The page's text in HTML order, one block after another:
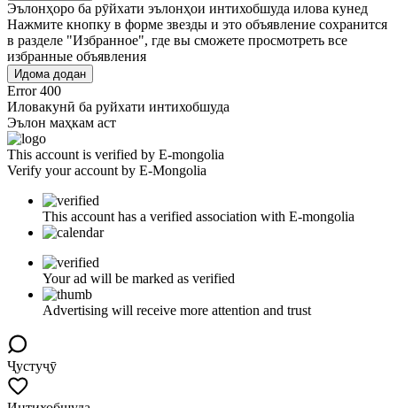
Эълонҳоро ба рӯйхати эълонҳои интихобшуда илова кунед
Нажмите кнопку в форме звезды и это объявление сохранится
в разделе "Избранное", где вы сможете просмотреть все
избранные объявления
Идома додан
Error 400
Иловакунӣ ба руйхати интихобшуда
Эълон маҳкам аст
This account is verified by E-mongolia
Verify your account by E-Mongolia
This account has a verified association with E-mongolia
Your ad will be marked as verified
Advertising will receive more attention and trust
Ҷустуҷӯ